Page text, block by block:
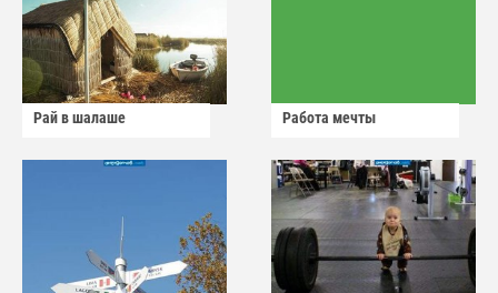
Рай в шалаше Работа мечты